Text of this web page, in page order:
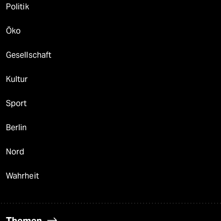
Politik
Öko
Gesellschaft
Kultur
Sport
Berlin
Nord
Wahrheit